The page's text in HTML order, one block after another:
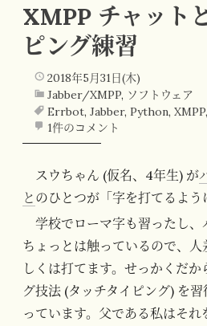
XMPP チャット
ピング練習
2018年5月31日(木)
Jabber/XMPP, ソフトウェア
Errbot, Jabber, Python, XMPP,
1件のコメント
スウちゃん (仮名、4年生) が
と のひとつが「字を打てるよう
学校でローマ字も習ったし、
ちょっとは触っているので、
しくは打てます。せっかくだ
グ技法 (タッチタイピング) を
っています。父である私はそれ